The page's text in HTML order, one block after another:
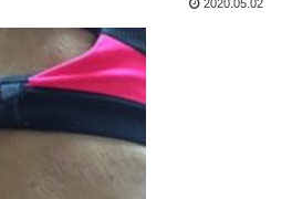
2020.05.02